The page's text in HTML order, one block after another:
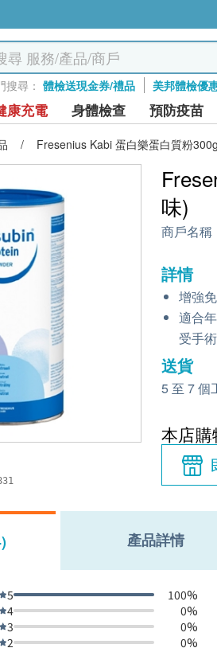
搜尋： 體檢送現金券/禮品 美邦體檢優
康充電 身體檢查 預防疫苗
/ Fresenius Kabi 蛋白樂蛋白質粉
味)
商戶名稱
詳情
增強
適合
受手
送貨
5 至 7 個
本店
產品詳情
5
100%
4
0%
3
0%
2
0%